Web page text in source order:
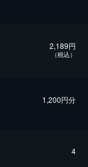
2,189円
（税込）
1,200円分
4